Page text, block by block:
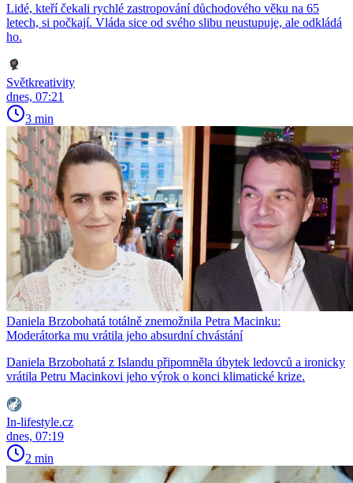
Lidé, kteří čekali rychlé zastropování důchodového věku na 65
letech, si počkají. Vláda sice od svého slibu neustupuje, ale odkládá
ho.
Světkreativity
dnes, 07:21
3 min
Daniela Brzobohatá totálně znemožnila Petra Macinku:
Moderátorka mu vrátila jeho absurdní chvástání
Daniela Brzobohatá z Islandu připomněla úbytek ledovců a ironicky
vrátila Petru Macinkovi jeho výrok o konci klimatické krize.
In-lifestyle.cz
dnes, 07:19
2 min